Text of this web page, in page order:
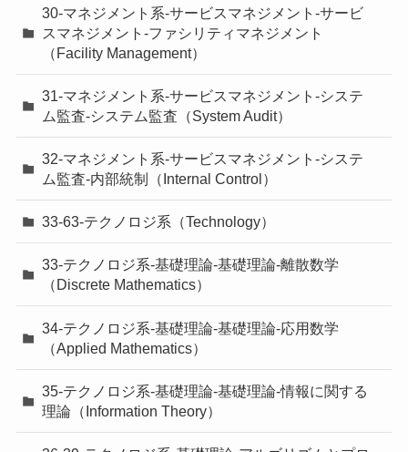
30-マネジメント系-サービスマネジメント-サービ
スマネジメント-ファシリティマネジメント
（Facility Management）
31-マネジメント系-サービスマネジメント-システ
ム監査-システム監査（System Audit）
32-マネジメント系-サービスマネジメント-システ
ム監査-内部統制（Internal Control）
33-63-テクノロジ系（Technology）
33-テクノロジ系-基礎理論-基礎理論-離散数学
（Discrete Mathematics）
34-テクノロジ系-基礎理論-基礎理論-応用数学
（Applied Mathematics）
35-テクノロジ系-基礎理論-基礎理論-情報に関する
理論（Information Theory）